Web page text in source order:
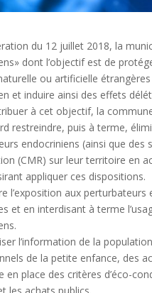
du 12 juillet 2018, la
dont l’objectif est de
ou artificielle
et induire ainsi des effets
à cet objectif, la
restreindre, puis à terme,
endocriniens (ainsi que
(CMR) sur leur territoire en
appliquer ces dispositions.
l’exposition aux
et en interdisant à terme
l’information de la
de la petite enfance, des
en place des critères d’éco-